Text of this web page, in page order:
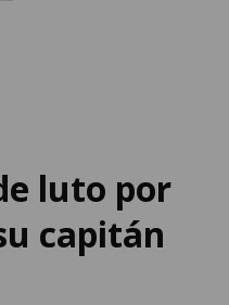
luto por
capitán